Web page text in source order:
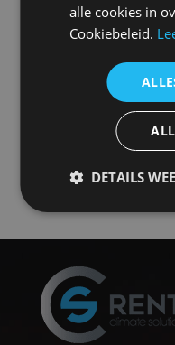
Stuur ons een
+31 161 493 460
alle cookies in
Cookiebeleid.
DETAILS